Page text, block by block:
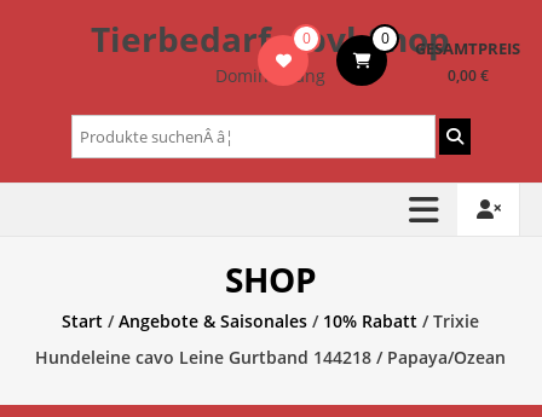
Tierbedarf – bvl-Shop
Dominik Lang
0 0 GESAMTPREIS
0,00 €
Suchen
nach:
SHOP
Start /Angebote & Saisonales / 10% Rabatt / Trixie
Hundeleine cavo Leine Gurtband 144218 / Papaya/Ozean